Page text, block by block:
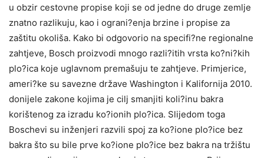
u obzir cestovne propise koji se od jedne do druge zemlje
znatno razlikuju, kao i ograni?enja brzine i propise za
zaštitu okoliša. Kako bi odgovorio na specifi?ne regionalne
zahtjeve, Bosch proizvodi mnogo razli?itih vrsta ko?ni?kih
plo?ica koje uglavnom premašuju te zahtjeve. Primjerice,
ameri?ke su savezne države Washington i Kalifornija 2010.
donijele zakone kojima je cilj smanjiti koli?inu bakra
korištenog za izradu ko?ionih plo?ica. Slijedom toga
Boschevi su inženjeri razvili spoj za ko?ione plo?ice bez
bakra što su bile prve ko?ione plo?ice bez bakra na tržištu